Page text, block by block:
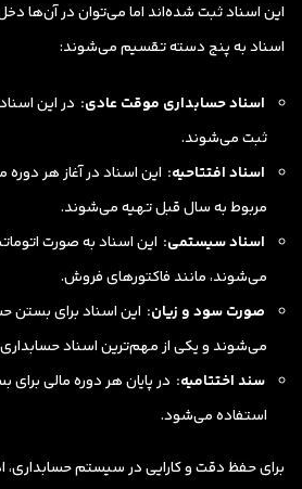
این اسناد ثبت شده‌اند اما می‌توان در آن‌ها
اسناد به پنج دسته تقسیم می‌شوند:
اسناد حسابداری موقت عادی: در این
ثبت می‌شوند.
اسناد افتتاحیه: این اسناد در آغاز هر دوره
مربوط به سال قبل تهیه می‌شوند.
اسناد سیستمی: این اسناد به صورت
می‌شوند، مانند فاکتورهای فروش.
صورت سود و زیان: این اسناد برای
می‌شوند و یکی از مهم‌ترین اسناد
سند اختتامیه: در پایان هر دوره مالی
استفاده می‌شود.
برای حفظ دقت و کارایی در سیستم حسابداری،